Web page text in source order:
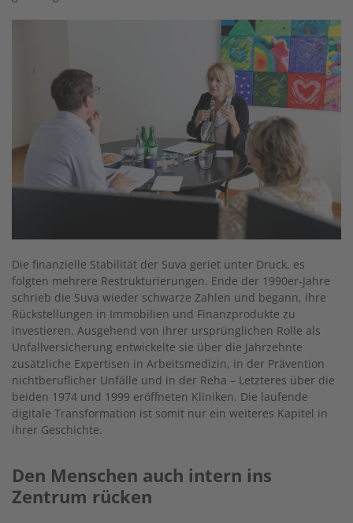
Die finanzielle Stabilität der Suva geriet unter Druck, es
folgten mehrere Restrukturierungen. Ende der 1990er-Jahre
schrieb die Suva wieder schwarze Zahlen und begann, ihre
Rückstellungen in Immobilien und Finanzprodukte zu
investieren. Ausgehend von ihrer ursprünglichen Rolle als
Unfallversicherung entwickelte sie über die Jahrzehnte
zusätzliche Expertisen in Arbeitsmedizin, in der Prävention
nichtberuflicher Unfälle und in der Reha – Letzteres über die
beiden 1974 und 1999 eröffneten Kliniken. Die laufende
digitale Transformation ist somit nur ein weiteres Kapitel in
ihrer Geschichte.
Den Menschen auch intern ins
Zentrum rücken